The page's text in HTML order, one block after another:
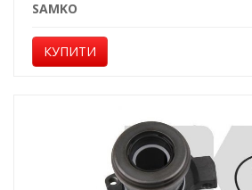
SAMKO
КУПИТИ